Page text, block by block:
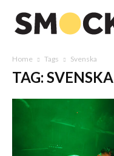
Home Tags Svenska
TAG: SVENSKA